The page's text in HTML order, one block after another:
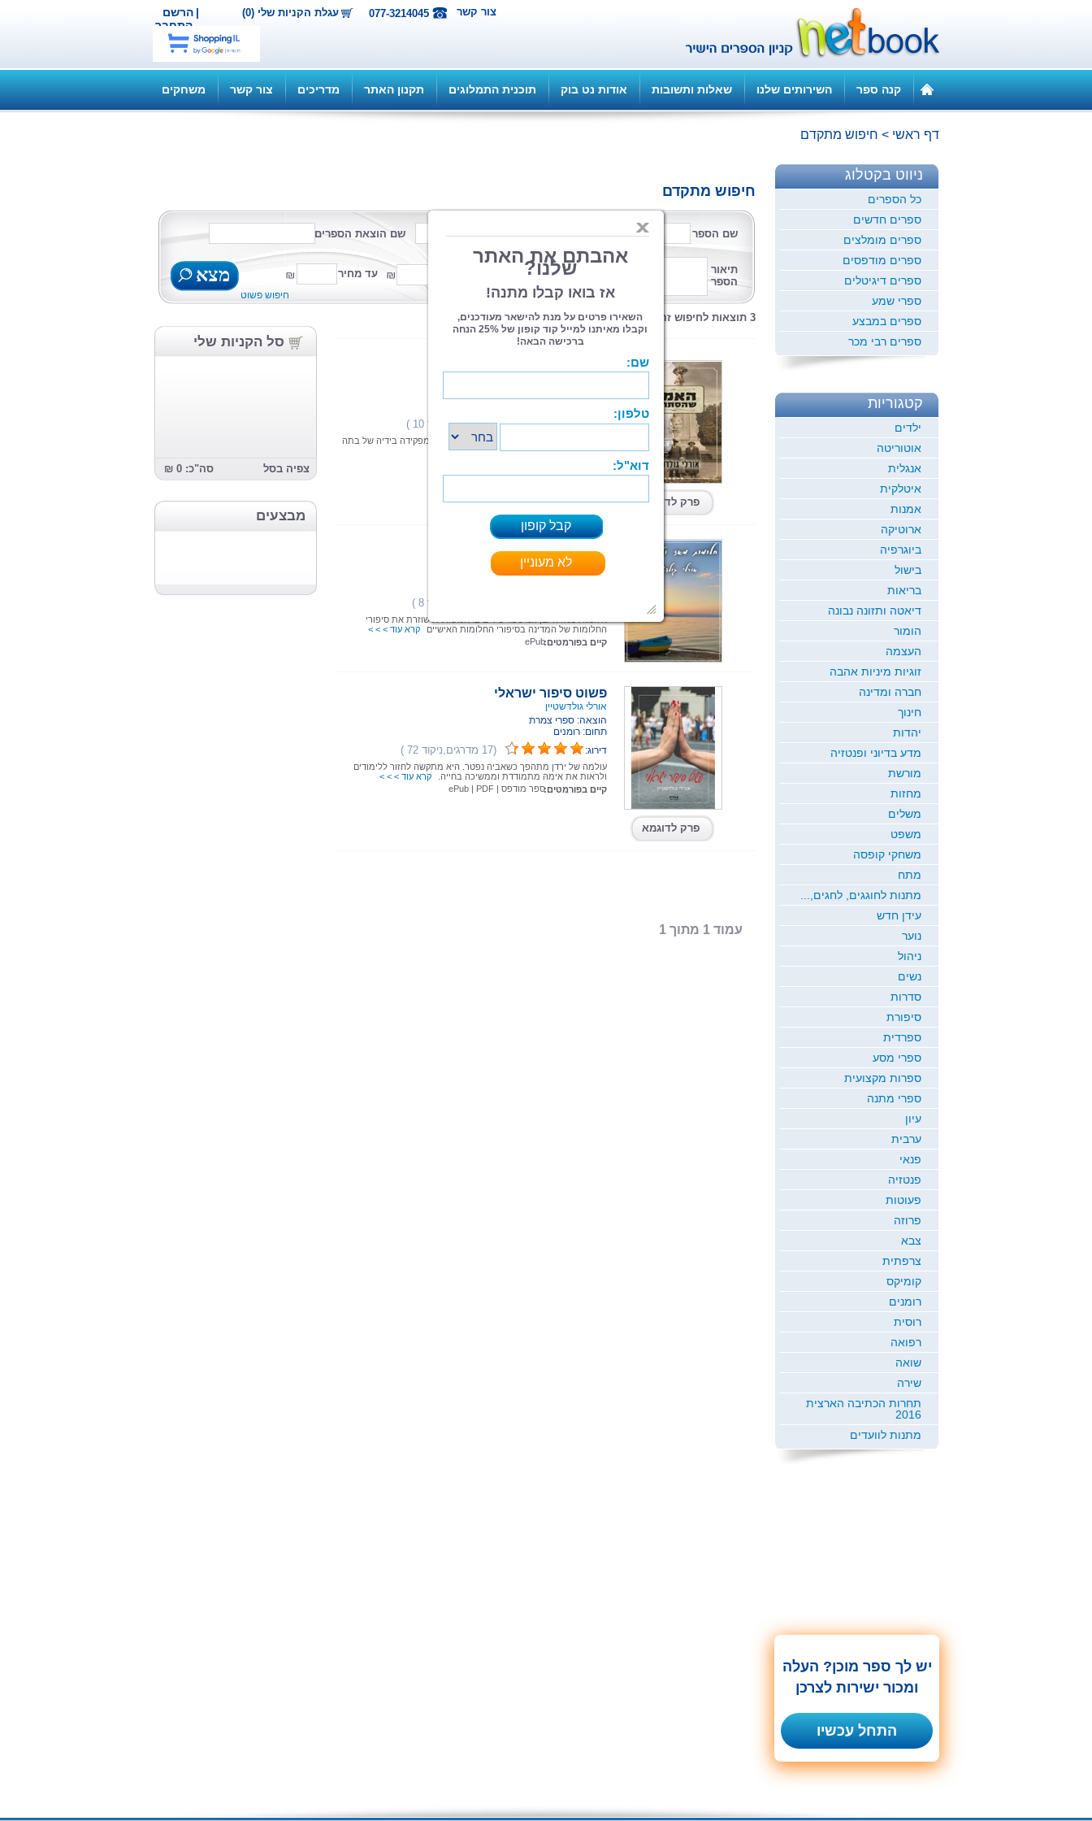
הרשם |
התחבר
עגלת הקניות שלי (0) 077-3214045 צור קשר
קנה ספר השירותים שלנו שאלות ותשובות אודות נט בוק תוכנית התמלוגים תקנון האתר מדריכים צור קשר משחקים
דף ראשי > חיפוש מתקדם
חיפוש מתקדם
שם הספר שם המחבר שם הוצאת הספרים
תיאור
הספר
עד מחיר
קטגוריה
פורמט מצא
חיפוש פשוט
סל הקניות שלי
צפיה בסל סה"כ: 0 ₪
מבצעים
3 תוצאות לחיפוש זה
פרק לדוגמא
דירוג:
(2 מדרגים,ניקוד 10 )
כשרבקה שוכבת בבית החולים על ערש דווי היא מפקידה בידיה של בתה
אולגה תמונה משפחתית קרא עוד > > >
אורלי גולדשטיין
הוצאה: איפאבליש - ePublish
חלומות מאז היום, הנו ספר שירים בו המשוררת שוזרת את סיפורי
החלומות של המדינה בסיפורי החלומות האישיים
קרא עוד > > >
קיים בפורמטים:ePub
פרק לדוגמא
פשוט סיפור ישראלי
אורלי גולדשטיין
הוצאה: ספרי צמרת
תחום: רומנים
דירוג:
(17 מדרגים,ניקוד 72 )
עולמה של ירדן מתהפך כשאביה נפטר. היא מתקשה לחזור ללימודים
ולראות את אימהּ מתמודדת וממשיכה בחייה.
קרא עוד > > >
קיים בפורמטים:ספר מודפס ePub PDF
עמוד 1 מתוך 1
ניווט בקטלוג
כל הספרים
ספרים חדשים
ספרים מומלצים
ספרים מודפסים
ספרים דיגיטלים
ספרי שמע
ספרים במבצע
ספרים רבי מכר
קטגוריות
ילדים
אוטוריטה
אנגלית
איטלקית
אמנות
ארוטיקה
ביוגרפיה
בישול
בריאות
דיאטה ותזונה נבונה
הומור
העצמה
זוגיות מיניות אהבה
חברה ומדינה
חינוך
יהדות
מדע בדיוני ופנטזיה
מורשת
מחזות
משלים
משפט
משחקי קופסה
מתח
מתנות לחוגגים, לחגים,...
עידן חדש
נוער
ניהול
נשים
סדרות
סיפורת
ספרדית
ספרי מסע
ספרות מקצועית
ספרי מתנה
עיון
ערבית
פנאי
פנטזיה
פעוטות
פרוזה
צבא
צרפתית
קומיקס
רומנים
רוסית
רפואה
שואה
שירה
תחרות הכתיבה הארצית
2016
מתנות לוועדים
יש לך ספר מוכן? העלה
ומכור ישירות לצרכן
התחל עכשיו